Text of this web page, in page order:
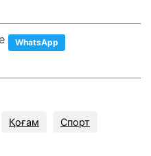
WhatsApp
Қоғам Спорт